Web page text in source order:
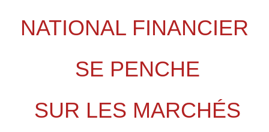
NATIONAL FINANCIER
SE PENCHE
SUR LES MARCHÉS